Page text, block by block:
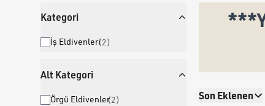
Kategori
İş Eldivenleri(2)
Alt Kategori
Örgü Eldivenler(2) Son Eklenen